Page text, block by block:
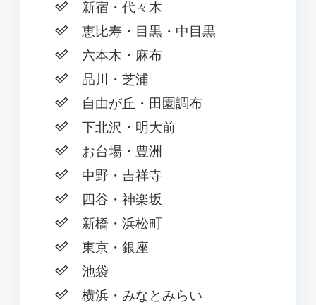
新宿・代々木
恵比寿・目黒・中目黒
六本木・麻布
品川・芝浦
自由が丘・田園調布
下北沢・明大前
お台場・豊洲
中野・吉祥寺
四谷・神楽坂
新橋・浜松町
東京・銀座
池袋
横浜・みなとみらい